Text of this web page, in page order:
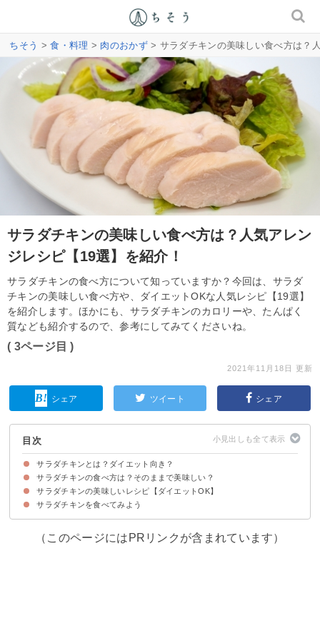
ちそう >食・料理 > 肉のおかず> サラダチキンの美味しい食べ方は？
サラダチキンの美味しい食べ方は？人気アレン
ジレシピ【19選】を紹介！
サラダチキンの食べ方について知っていますか？今回は、サラダ
チキンの美味しい食べ方や、ダイエットOKな人気レシピ【19選】
を紹介します。ほかにも、サラダチキンのカロリーや、たんぱく
質なども紹介するので、参考にしてみてくださいね。
( 3ページ目 )
2021年11月18日 更新
シェア ツイート シェア
目次
サラダチキンとは？ダイエット向き？
サラダチキンは低カロリーで高たんぱく質
サラダチキンの食べ方は？そのままで美味しい？
①そのまま食べる
②電子レンジで温めて食べる
③炒めて食べる
④サラダに入れて食べる
⑤スープに入れて食べる
サラダチキンの美味しいレシピ【ダイエットOK】
①サラダチキンのおつまみジャーキー
②サラダチキンイリチョップドサラダ
③サラダチキンときゅうりのナムル
④サラダチキン入りおからと水菜の和風サラダ
⑤サラダチキンと夏野菜の炒め物
⑥サラダチキンのユッケ風
⑦サラダチキンのキムチ和え
⑧アボカドとサラダチキンのサルサソース
⑨サラダチキンと焼きなすの梅だれ和え
⑩サラダチキンの海苔しそチーズ焼き
⑪サラダチキンと新玉ねぎのマリネ風
⑫サラダチキンとブロッコリー の塩炒め
⑬サラダチキン入り野菜スープ
⑭サラダチキンのピカタ
⑮サラダチキン入り冷やし塩ラーメン
⑯サラダチキンとナスの冷やし中華
⑰サラダチキンとトマトのチーズトースト
⑱サラダチキンでトルティーヤ
⑲サラダチキンとアボカドのクリームチーズサンド
サラダチキンを食べてみよう
（このページにはPRリンクが含まれています）